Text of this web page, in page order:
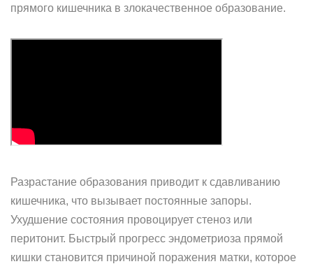
прямого кишечника в злокачественное образование.
Разрастание образования приводит к сдавливанию
кишечника, что вызывает постоянные запоры.
Ухудшение состояния провоцирует стеноз или
перитонит. Быстрый прогресс эндометриоза прямой
кишки становится причиной поражения матки, которое